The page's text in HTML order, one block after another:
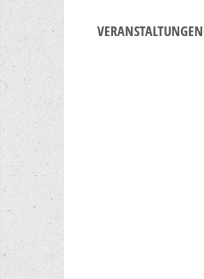
VERANSTALTUNGEN